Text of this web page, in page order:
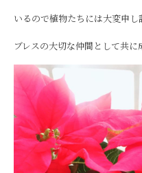
いるので植物たちには大変申
ブレスの大切な仲間として共に